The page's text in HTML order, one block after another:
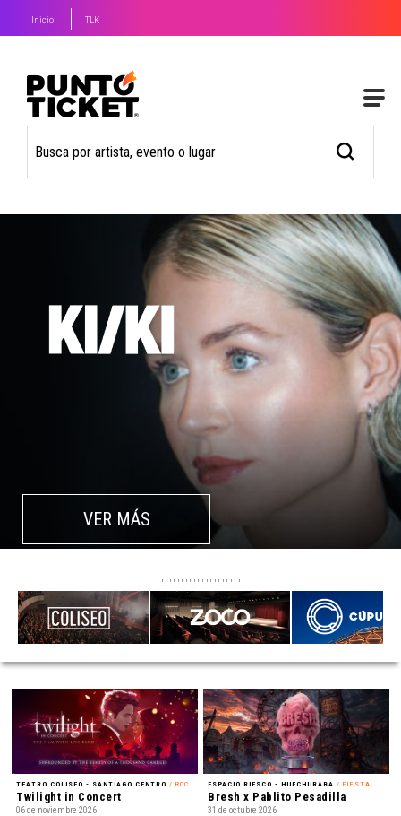
Inicio TLK
VER MÁS
TEATRO COLISEO - SANTIAGO CENTRO / ROCK ALTERNATIVO
Twilight in Concert
06 de noviembre 2026
ESPACIO RIESCO - HUECHURABA / FIESTA
Bresh x Pablito Pesadilla
31 de octubre 2026